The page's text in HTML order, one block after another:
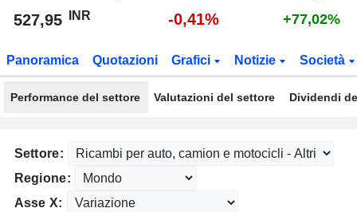
527,95 INR -0,41% +77,02%
Panoramica Quotazioni Grafici Notizie Società
Performance del settore Valutazioni del settore Dividendi
Settore:
Regione:
Asse X: